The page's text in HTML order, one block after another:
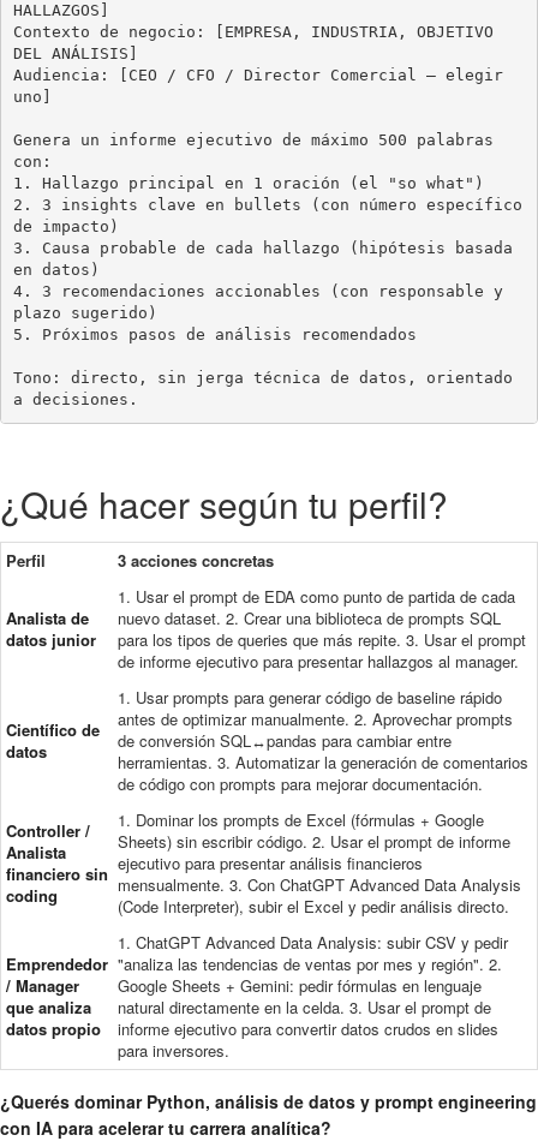
HALLAZGOS]
Contexto de negocio: [EMPRESA, INDUSTRIA, OBJETIVO
DEL ANÁLISIS]
Audiencia: [CEO / CFO / Director Comercial — elegir
uno]
Genera un informe ejecutivo de máximo 500 palabras
con:
1. Hallazgo principal en 1 oración (el "so what")
2. 3 insights clave en bullets (con número específico
de impacto)
3. Causa probable de cada hallazgo (hipótesis basada
en datos)
4. 3 recomendaciones accionables (con responsable y
plazo sugerido)
5. Próximos pasos de análisis recomendados
Tono: directo, sin jerga técnica de datos, orientado
a decisiones.
¿Qué hacer según tu perfil?
Perfil 3 acciones concretas
Analista de
datos junior
1. Usar el prompt de EDA como punto de partida de cada
nuevo dataset. 2. Crear una biblioteca de prompts SQL
para los tipos de queries que más repite. 3. Usar el prompt
de informe ejecutivo para presentar hallazgos al manager.
Científico de
datos
1. Usar prompts para generar código de baseline rápido
antes de optimizar manualmente. 2. Aprovechar prompts
de conversión SQL↔pandas para cambiar entre
herramientas. 3. Automatizar la generación de comentarios
de código con prompts para mejorar documentación.
Controller /
Analista
financiero sin
coding
1. Dominar los prompts de Excel (fórmulas + Google
Sheets) sin escribir código. 2. Usar el prompt de informe
ejecutivo para presentar análisis financieros
mensualmente. 3. Con ChatGPT Advanced Data Analysis
(Code Interpreter), subir el Excel y pedir análisis directo.
Emprendedor
/ Manager
que analiza
datos propio
1. ChatGPT Advanced Data Analysis: subir CSV y pedir
"analiza las tendencias de ventas por mes y región". 2.
Google Sheets + Gemini: pedir fórmulas en lenguaje
natural directamente en la celda. 3. Usar el prompt de
informe ejecutivo para convertir datos crudos en slides
para inversores.
¿Querés dominar Python, análisis de datos y prompt engineering
con IA para acelerar tu carrera analítica?